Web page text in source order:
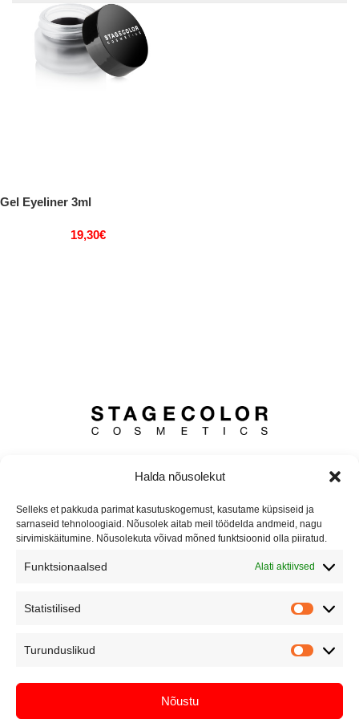
Halda nõusolekut
Selleks et pakkuda parimat kasutuskogemust, kasutame küpsiseid ja
sarnaseid tehnoloogiaid. Nõusolek aitab meil töödelda andmeid, nagu
sirvimiskäitumine. Nõusolekuta võivad mõned funktsioonid olla piiratud.
Funktsionaalsed Alati aktiivsed
Statistilised
Turunduslikud
Nõustu
Gel Eyeliner 3ml
19,30€
Suur-Laagri 2, Tallinn 10415
info@sctrends.ee